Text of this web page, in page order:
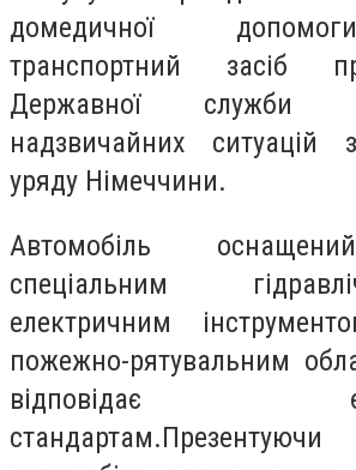
домедичної
транспортний засіб
Державної служби
надзвичайних ситуацій
уряду Німеччини.
Автомобіль
спеціальним
електричним
пожежно-рятувальним
відповідає